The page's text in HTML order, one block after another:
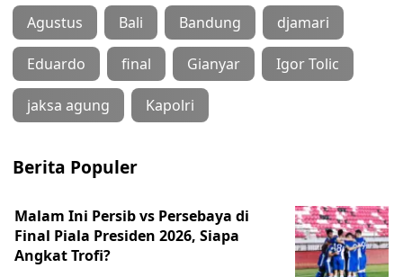
Agustus Bali Bandung djamari
Eduardo final Gianyar Igor Tolic
jaksa agung Kapolri
Berita Populer
Malam Ini Persib vs Persebaya di
Final Piala Presiden 2026, Siapa
Angkat Trofi?